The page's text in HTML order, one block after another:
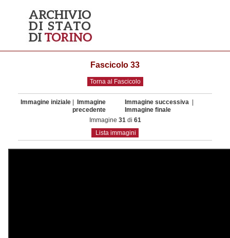
Fascicolo 33
Torna al Fascicolo
Immagine iniziale
Immagine
precedente
Immagine successiva
Immagine finale
Immagine 31di 61
Lista immagini